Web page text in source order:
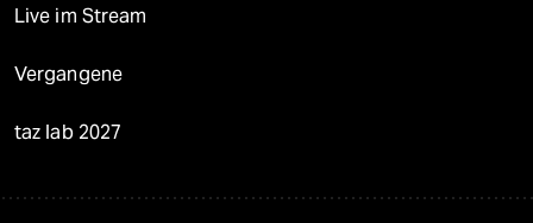
Live im Stream
Vergangene
taz lab 2027